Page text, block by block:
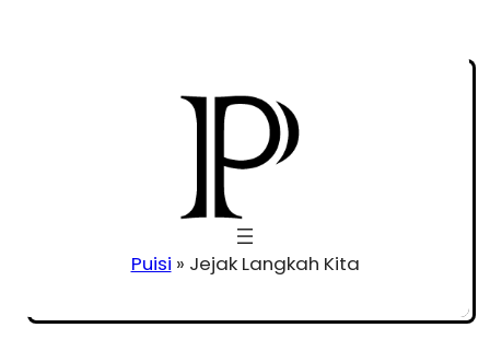
Puisi » Jejak Langkah Kita